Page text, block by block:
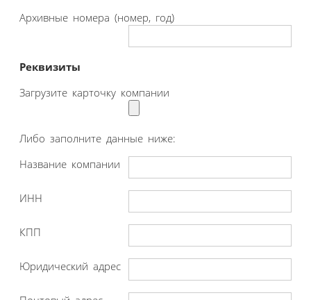
Архивные номера (номер, год)
Реквизиты
Загрузите карточку компании
Либо заполните данные ниже:
Название компании
ИНН
КПП
Юридический адрес